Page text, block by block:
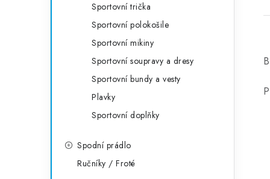
Sportovní trička
Sportovní polokošile
Sportovní mikiny
Sportovní soupravy a dresy
Sportovní bundy a vesty
Plavky
Sportovní doplňky
Spodní prádlo
Ručníky / Froté